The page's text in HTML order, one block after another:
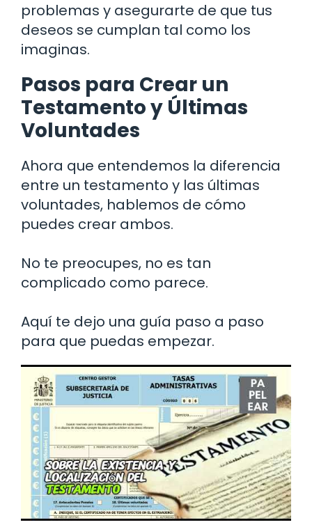
problemas y asegurarte de que tus
deseos se cumplan tal como los
imaginas.
Pasos para Crear un
Testamento y Últimas
Voluntades
Ahora que entendemos la diferencia
entre un testamento y las últimas
voluntades, hablemos de cómo
puedes crear ambos.
No te preocupes, no es tan
complicado como parece.
Aquí te dejo una guía paso a paso
para que puedas empezar.